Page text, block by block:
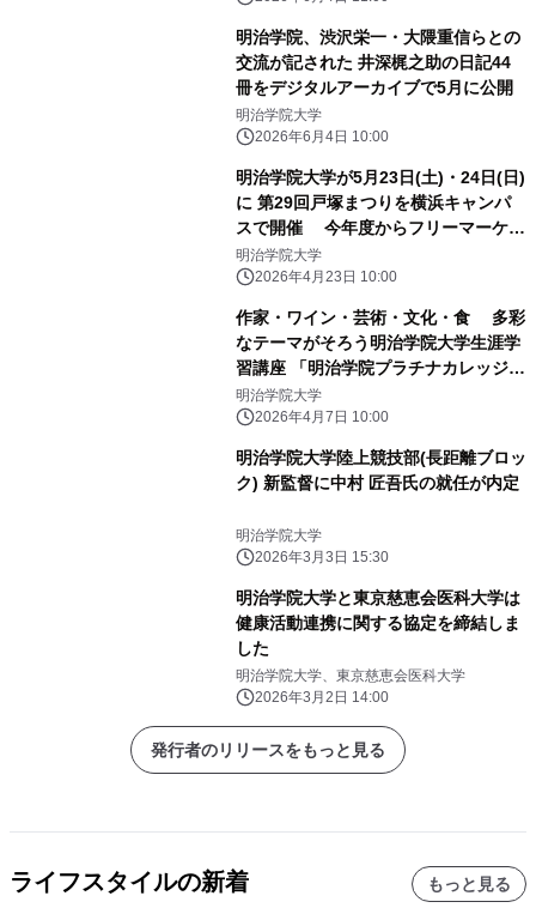
明治学院、渋沢栄一・大隈重信らとの
交流が記された 井深梶之助の日記44
冊をデジタルアーカイブで5月に公開
明治学院大学
2026年6月4日 10:00
明治学院大学が5月23日(土)・24日(日)
に 第29回戸塚まつりを横浜キャンパ
スで開催 今年度からフリーマーケッ
ト企画も復活！
明治学院大学
2026年4月23日 10:00
作家・ワイン・芸術・文化・食 多彩
なテーマがそろう明治学院大学生涯学
習講座 「明治学院プラチナカレッジ」
受付開始
明治学院大学
2026年4月7日 10:00
明治学院大学陸上競技部(長距離ブロッ
ク) 新監督に中村 匠吾氏の就任が内定
明治学院大学
2026年3月3日 15:30
明治学院大学と東京慈恵会医科大学は
健康活動連携に関する協定を締結しま
した
明治学院大学、東京慈恵会医科大学
2026年3月2日 14:00
発行者のリリースをもっと見る
ライフスタイルの新着 もっと見る